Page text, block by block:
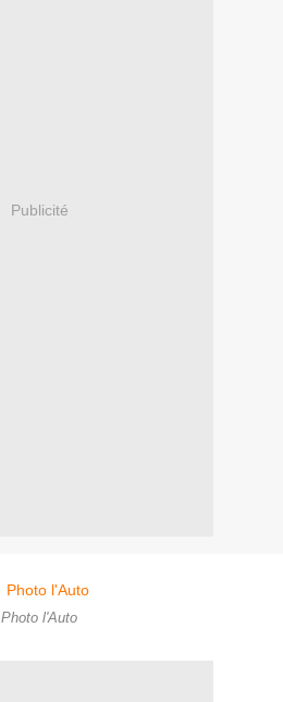
Publicité
Photo l'Auto